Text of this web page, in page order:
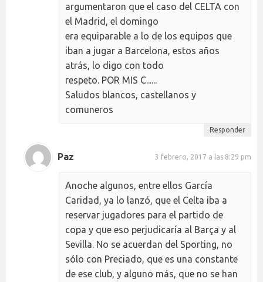
argumentaron que el caso del CELTA con
el Madrid, el domingo
era equiparable a lo de los equipos que
iban a jugar a Barcelona, estos años
atrás, lo digo con todo
respeto. POR MIS C......
Saludos blancos, castellanos y
comuneros
Responder
Paz 3 febrero, 2017 a las 8:29 pm
Anoche algunos, entre ellos García
Caridad, ya lo lanzó, que el Celta iba a
reservar jugadores para el partido de
copa y que eso perjudicaría al Barça y al
Sevilla. No se acuerdan del Sporting, no
sólo con Preciado, que es una constante
de ese club, y alguno más, que no se han